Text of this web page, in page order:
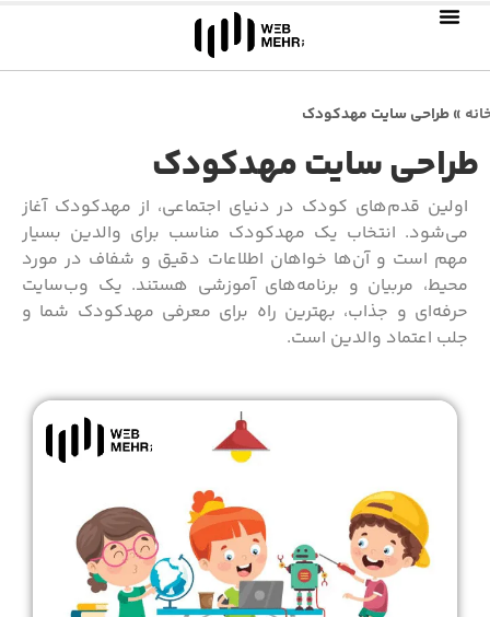
»طراحی سایت مهدکودک
طراحی سایت مهدکودک
اولین قدم‌های کودک در دنیای اجتماعی، از مهدکودک آغاز
می‌شود. انتخاب یک مهدکودک مناسب برای والدین بسیار
مهم است و آن‌ها خواهان اطلاعات دقیق و شفاف در مورد
محیط، مربیان و برنامه‌های آموزشی هستند. یک وب‌سایت
حرفه‌ای و جذاب، بهترین راه برای معرفی مهدکودک شما و
جلب اعتماد والدین است.